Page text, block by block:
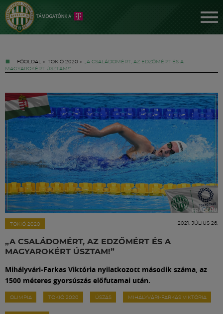
FŐOLDAL » TOKIÓ 2020 » „A CSALÁDOMÉRT, AZ EDZŐMÉRT ÉS A
MAGYAROKÉRT ÚSZTAM!”
TOKIÓ 2020 2021. JÚLIUS 26.
„A CSALÁDOMÉRT, AZ EDZŐMÉRT ÉS A
MAGYAROKÉRT ÚSZTAM!”
Mihályvári-Farkas Viktória nyilatkozott második száma, az
1500 méteres gyorsúszás előfutamai után.
OLIMPIA TOKIÓ 2020 ÚSZÁS MIHÁLYVÁRI-FARKAS VIKTÓRIA
Jegyek
FM YouTube +
Hírek
Labdarúgás
Meccscenter